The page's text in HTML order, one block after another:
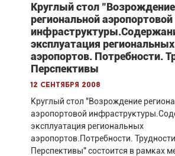
Круглый стол "Возрождение
региональной аэропортовой
эксплуатация региональных
аэропортов. Потребности.
Перспективы
12 сентября 2008
Круглый стол "Возрождение
аэропортовой
эксплуатация региональных
аэропортов.Потребности.
Перспективы" состоится в рамках